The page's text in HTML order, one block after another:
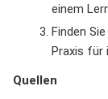
einem
Finden
Praxis für
Quellen